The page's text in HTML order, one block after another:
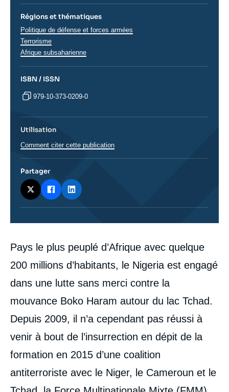
Corps
analyses
Pays le plus peuplé d’Afrique avec quelque
200 millions d’habitants, le Nigeria est engagé
dans une lutte sans merci contre la
mouvance Boko Haram autour du lac Tchad.
Depuis 2009, il n’a cependant pas réussi à
venir à bout de l’insurrection en dépit de la
formation en 2015 d’une coalition
antiterroriste avec le Niger, le Cameroun et le
Régions et thématiques
Thématiques
analyses
Politique de défense et forces armées
Terrorisme
Régions
Afrique subsaharienne
ISBN / ISSN
979-10-373-0209-0
Utilisation
Comment citer cette publication
Partager